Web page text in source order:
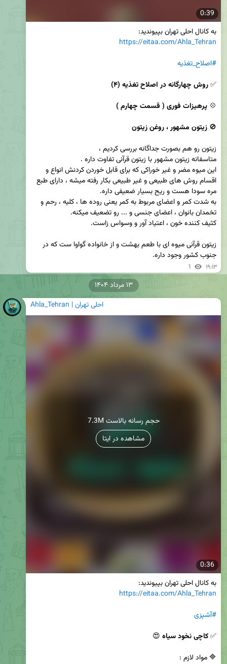
0:39
به کانال احلی تهران بپیوندید:
https://eitaa.com/Ahla_Tehran
#اصلاح_تغذیه
✅ روش چهارگانه در اصلاح تغذیه (۴)
💠 پرهیزات فوری ( قسمت چهارم )
🚫 زیتون مشهور ، روغن زیتون
جنوب کشور وجود داره.
1 ۱۹:۱۳
Ahla_Tehran | احلی تهران
0:36
7.3M حجم رسانه بالاست
مشاهده در ایتا
به کانال احلی تهران بپیوندید:
https://eitaa.com/Ahla_Tehran
#آشپزی
✅ کاچی نخود سیاه
۱۳ مرداد ۱۴۰۴